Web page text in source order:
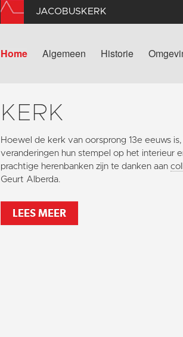
JACOBUSKERK
Home Algemeen Historie
KERK
Hoewel de kerk van oorsprong 13e eeuws
veranderingen hun stempel op het interieur
prachtige herenbanken zijn te danken aan
Geurt Alberda.
LEES MEER